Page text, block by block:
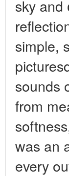
sky and
simple,
sounds
from
was an
every